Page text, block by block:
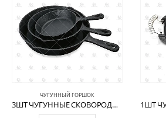
ЧУГУННЫЙ ГОРШОК
3ШТ ЧУГУННЫЕ СКОВОРОДЫ CW-CI005